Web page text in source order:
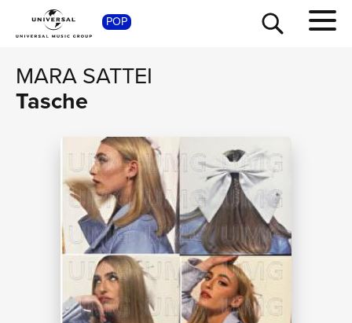
POP
MARA SATTEI
Tasche
SHOP
TOUR NEWS